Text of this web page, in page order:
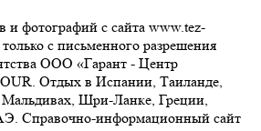
и фотографий с сайта www.tez-
с письменного разрешения
ООО «Гарант - Центр
Отдых в Испании, Таиланде,
Шри-Ланке, Греции,
Справочно-информационный сайт